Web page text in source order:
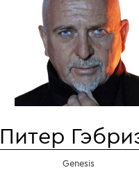
Питер
Genesis